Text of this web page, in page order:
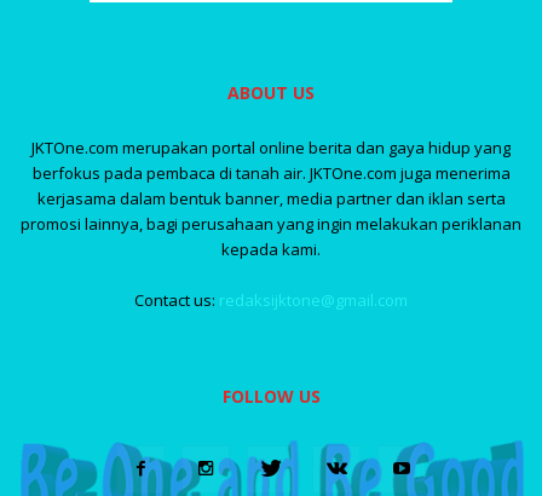
ABOUT US
JKTOne.com merupakan portal online berita dan gaya hidup yang
berfokus pada pembaca di tanah air. JKTOne.com juga menerima
kerjasama dalam bentuk banner, media partner dan iklan serta
promosi lainnya, bagi perusahaan yang ingin melakukan periklanan
kepada kami.
Contact us: redaksijktone@gmail.com
FOLLOW US